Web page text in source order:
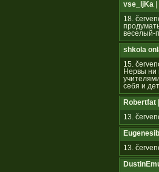
vse_ljKa
18.
веселый-
shkola
15.
Нервы ни
себя и
Robertfat
13.
Eugenesib
13.